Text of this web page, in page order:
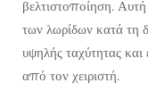
βελτιστοποίηση.
των λωρίδων κατά τη
υψηλής ταχύτητας
από τον χειριστή.